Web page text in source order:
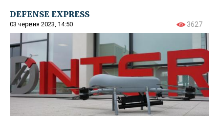
DEFENSE EXPRESS
03 червня 2023, 14:50 3627